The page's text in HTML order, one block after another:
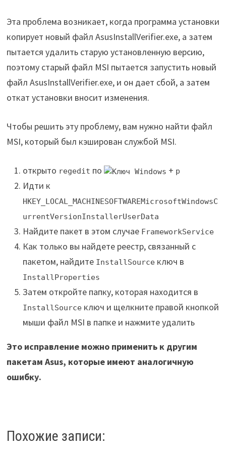
Эта проблема возникает, когда программа установки
копирует новый файл AsusInstallVerifier.exe, а затем
пытается удалить старую установленную версию,
поэтому старый файл MSI пытается запустить новый
файл AsusInstallVerifier.exe, и он дает сбой, а затем
откат установки вносит изменения.
Чтобы решить эту проблему, вам нужно найти файл
MSI, который был кэширован службой MSI.
открыто regedit по + р
Идти к
HKEY_LOCAL_MACHINESOFTWAREMicrosoftWindowsC
urrentVersionInstallerUserData
Найдите пакет в этом случае FrameworkService
Как только вы найдете реестр, связанный с
пакетом, найдите InstallSourceключ в
InstallProperties
Затем откройте папку, которая находится в
InstallSourceключ и щелкните правой кнопкой
мыши файл MSI в папке и нажмите удалить
Это исправление можно применить к другим
пакетам Asus, которые имеют аналогичную
ошибку.
Похожие записи: